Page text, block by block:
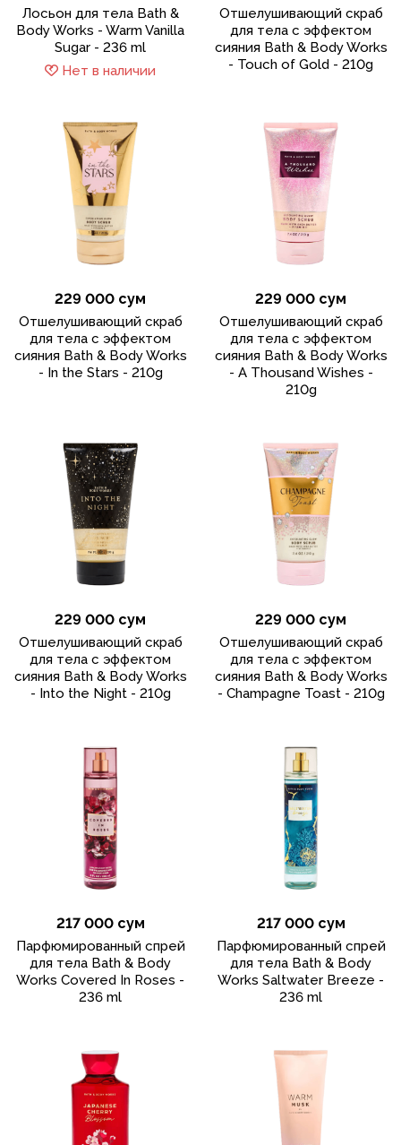
Лосьон для тела Bath &
Body Works - Warm Vanilla
Sugar - 236 ml
Нет в наличии
Отшелушивающий скраб
для тела с эффектом
сияния Bath & Body Works
- Touch of Gold - 210g
229 000 сум
Отшелушивающий скраб
для тела с эффектом
сияния Bath & Body Works
- In the Stars - 210g
229 000 сум
Отшелушивающий скраб
для тела с эффектом
сияния Bath & Body Works
- A Thousand Wishes -
210g
229 000 сум
Отшелушивающий скраб
для тела с эффектом
сияния Bath & Body Works
- Into the Night - 210g
229 000 сум
Отшелушивающий скраб
для тела с эффектом
сияния Bath & Body Works
- Champagne Toast - 210g
217 000 сум
Парфюмированный спрей
для тела Bath & Body
Works Covered In Roses -
236 ml
217 000 сум
Парфюмированный спрей
для тела Bath & Body
Works Saltwater Breeze -
236 ml